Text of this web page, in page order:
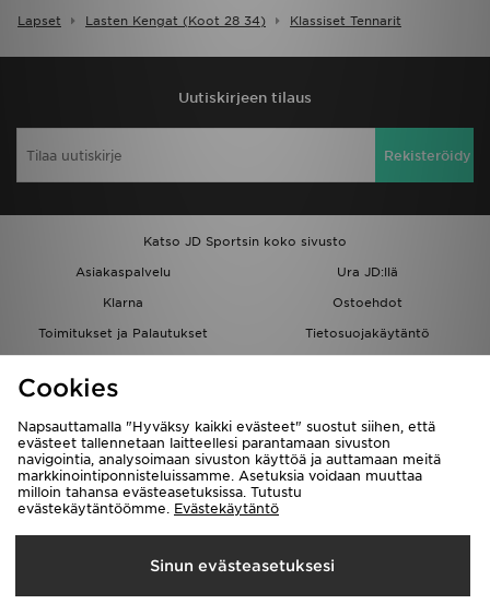
Lapset Lasten Kengat (koot 28 34) Klassiset Tennarit
Uutiskirjeen tilaus
Rekisteröidy
Katso JD Sportsin koko sivusto
Asiakaspalvelu
Ura JD:llä
Klarna
Ostoehdot
Toimitukset ja Palautukset
Tietosuojakäytäntö
Löydä myymälä
Kumppanuusohjelma
JD Blog
Toimitetaan
Suomi
Cookies
Napsauttamalla "Hyväksy kaikki evästeet" suostut siihen, että
evästeet tallennetaan laitteellesi parantamaan sivuston
navigointia, analysoimaan sivuston käyttöä ja auttamaan meitä
markkinointiponnisteluissamme. Asetuksia voidaan muuttaa
milloin tahansa evästeasetuksissa. Tutustu
evästekäytäntöömme. Evästekäytäntö
Sinun evästeasetuksesi